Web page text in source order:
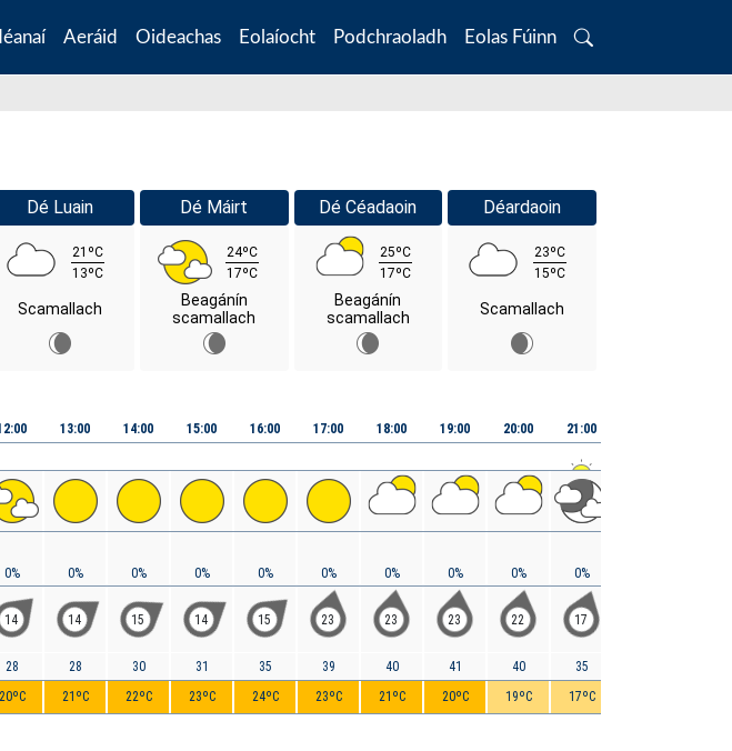
Aeráid Oideachas Eolaíocht Podchraoladh Eolas Fúinn
Search
Dé Luain
21ºC
13ºC
Scamallach
Dé Máirt
24ºC
17ºC
Beagánín
scamallach
Dé Céadaoin
25ºC
17ºC
Beagánín
scamallach
Déardaoin
23ºC
15ºC
Scamallach
0%
14
28
20ºC
13:00
0%
14
28
21ºC
14:00
0%
15
30
22ºC
15:00
0%
14
31
23ºC
16:00
0%
15
35
24ºC
17:00
0%
23
39
23ºC
18:00
0%
23
40
21ºC
19:00
0%
23
41
20ºC
20:00
0%
22
40
19ºC
21:00
0%
17
35
17ºC